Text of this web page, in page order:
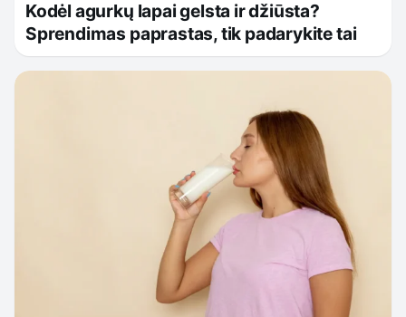
Kodėl agurkų lapai gelsta ir džiūsta?
Sprendimas paprastas, tik padarykite tai